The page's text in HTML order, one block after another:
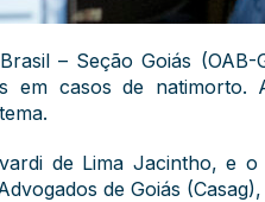
– Seção Goiás
em casos de
de Lima Jacintho, e
de Goiás